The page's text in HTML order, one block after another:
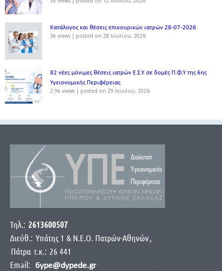
Κατάλογος και θέσεις επικουρικών ιατρών 28-07-2026
3k views | posted on 28 Ιουλίου, 2026
82 νέες μόνιμες θέσεις ιατρών Ε.Σ.Υ. σε δομές Π.Φ.Υ της 6ης
Υγειονομικής Περιφέρειας
2.9k views | posted on 29 Ιουνίου, 2026
Τηλ.: 2613600507
Διεύθ.: Yπάτης 1 & Ν.Ε.Ο. Πατρών-Αθηνών,
Πάτρα τ.κ.: 26 441
Email:
6ype@dypede.gr